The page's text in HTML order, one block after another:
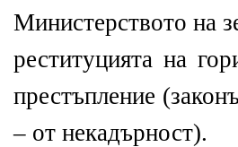
Министерството на
реституцията на
престъпление
– от некадърност).